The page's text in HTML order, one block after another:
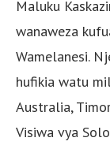
Maluku
wanaweza
Wamelanesi.
hufikia watu
Australia,
Visiwa vya